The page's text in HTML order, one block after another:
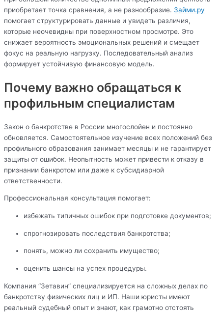
приобретает точка сравнения, а не разнообразие. Займи.ру
помогает структурировать данные и увидеть различия,
которые неочевидны при поверхностном просмотре. Это
снижает вероятность эмоциональных решений и смещает
фокус на реальную нагрузку. Последовательный анализ
формирует устойчивую финансовую модель.
Почему важно обращаться к
профильным специалистам
Закон о банкротстве в России многослойен и постоянно
обновляется. Самостоятельное изучение всех положений без
профильного образования занимает месяцы и не гарантирует
защиты от ошибок. Неопытность может привести к отказу в
признании банкротом или даже к субсидиарной
ответственности.
Профессиональная консультация помогает:
избежать типичных ошибок при подготовке документов;
спрогнозировать последствия банкротства;
понять, можно ли сохранить имущество;
оценить шансы на успех процедуры.
Компания “Зетавин” специализируется на сложных делах по
банкротству физических лиц и ИП. Наши юристы имеют
реальный судебный опыт и знают, как грамотно отстоять